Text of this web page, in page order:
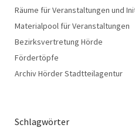
Räume für Veranstaltungen und
Materialpool für Veranstaltungen
Bezirksvertretung Hörde
Fördertöpfe
Archiv Hörder Stadtteilagentur
Schlagwörter